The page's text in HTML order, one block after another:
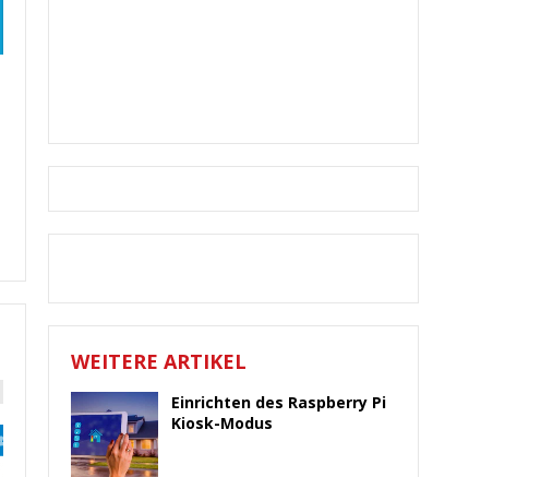
WEITERE ARTIKEL
Einrichten des Raspberry Pi
Kiosk-Modus